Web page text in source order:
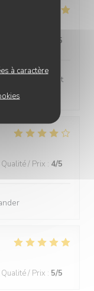
à caractère
/5
tout était
Qualité / Prix : 4/5
Qualité / Prix : 5/5